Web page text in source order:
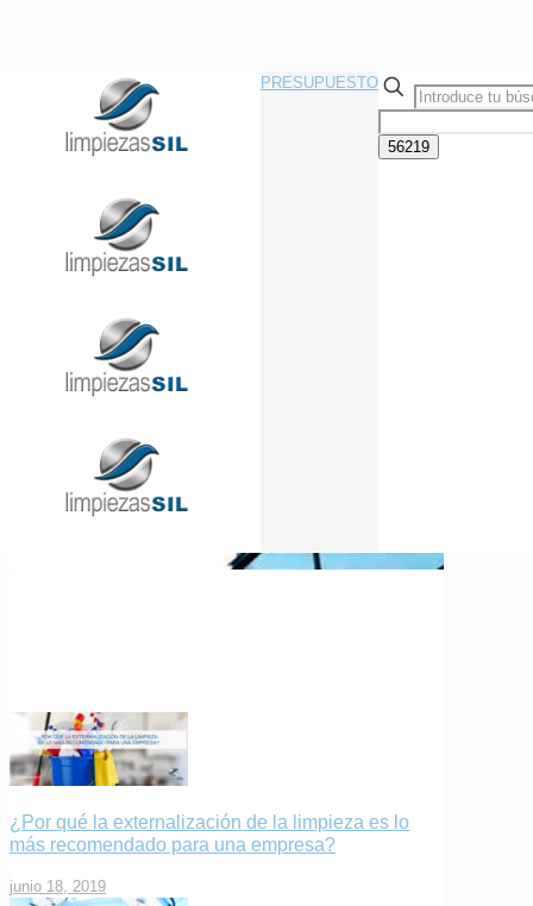
Llama Ahora Sin Compromiso
91 433 08 95
PRESUPUESTO
Descubre los mejores
limpieza de moqueta
¿Por qué la externalización de la limpieza es lo
más recomendado para una empresa?
junio 18, 2019